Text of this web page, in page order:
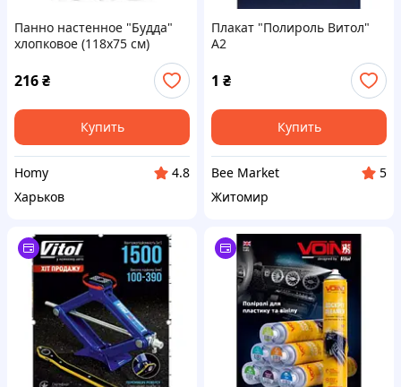
Панно настенное "Будда"
хлопковое (118х75 см)
216₴
Купить
Homy
4.8
Харьков
Плакат "Полироль Витол"
А2
1 ₴
Купить
Bee Market
5
Житомир